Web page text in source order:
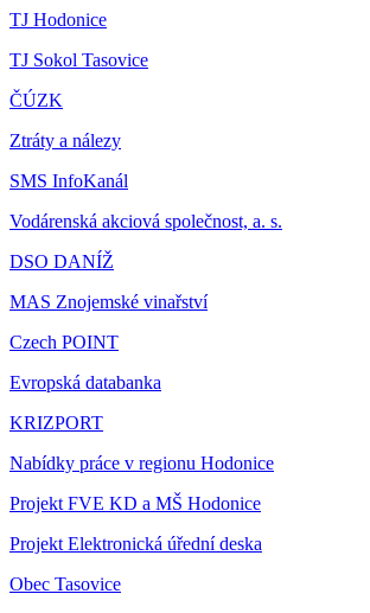
TJ Hodonice
TJ Sokol Tasovice
ČÚZK
Ztráty a nálezy
SMS InfoKanál
Vodárenská akciová společnost, a. s.
DSO DANÍŽ
MAS Znojemské vinařství
Czech POINT
Evropská databanka
KRIZPORT
Nabídky práce v regionu Hodonice
Projekt FVE KD a MŠ Hodonice
Projekt Elektronická úřední deska
Obec Tasovice